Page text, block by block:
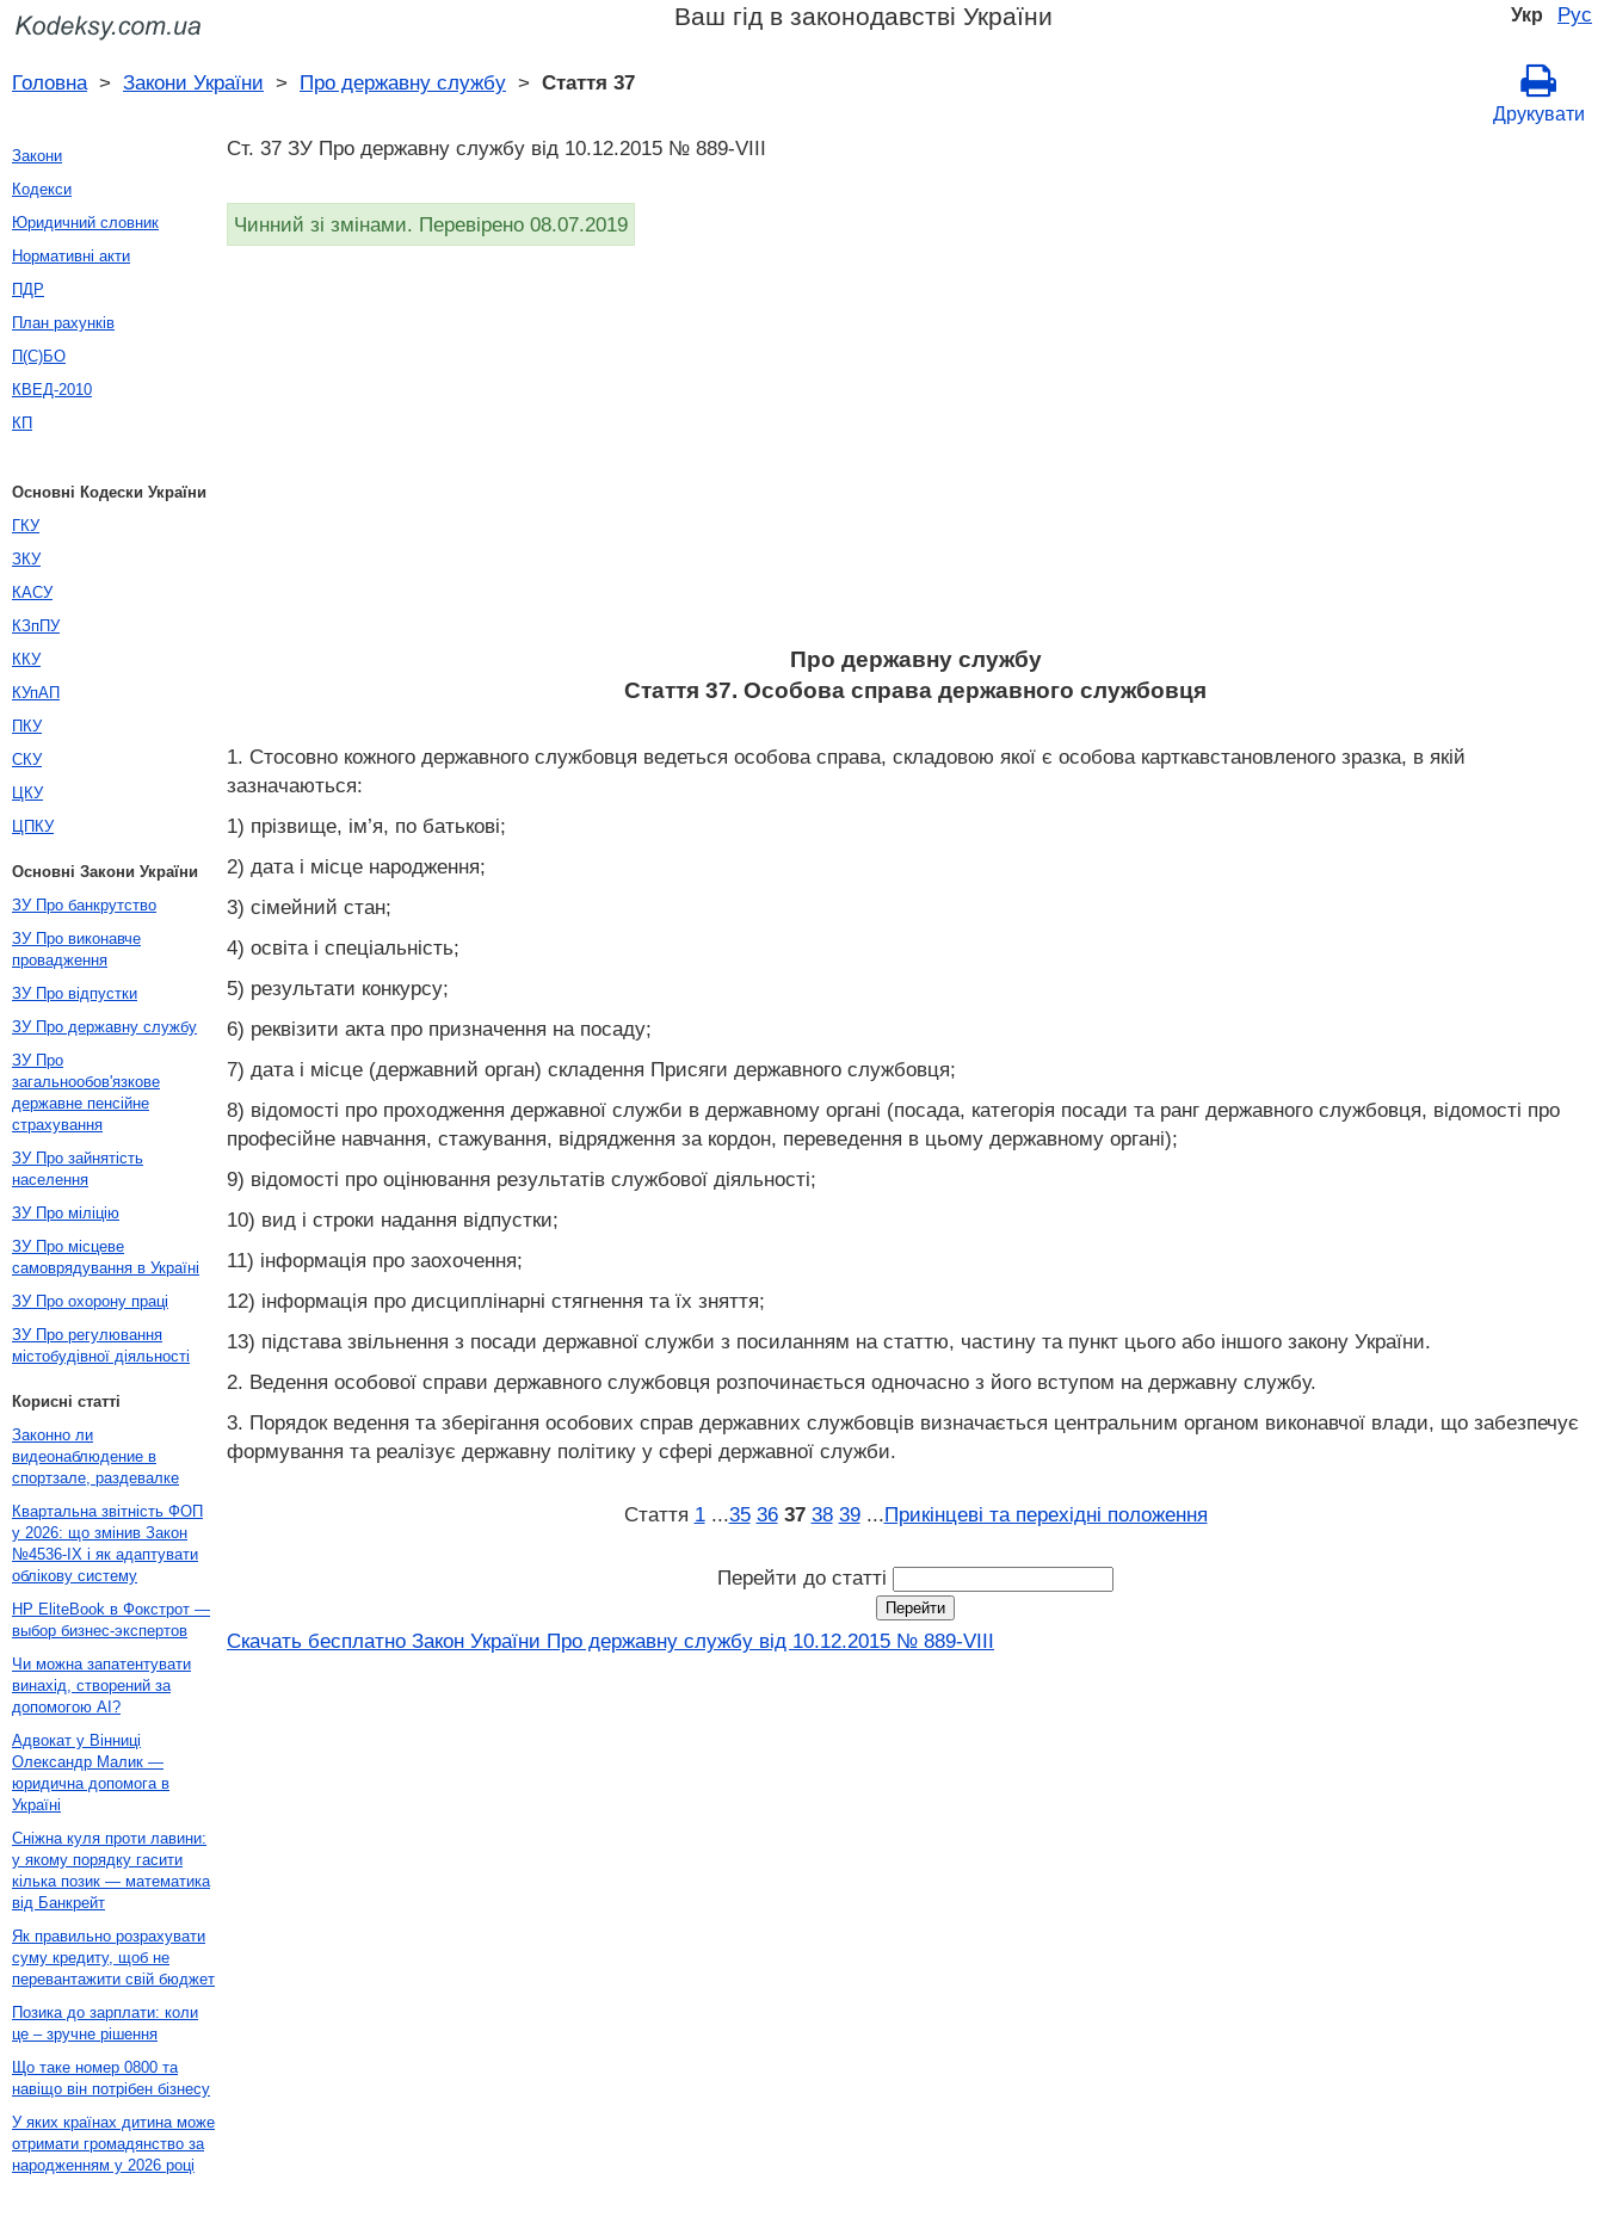
Укр Рус
Ваш гід в законодавстві України
Головна> Закони України > Про державну службу > Стаття 37
Друкувати
Ст. 37 ЗУ Про державну службу від 10.12.2015 № 889-VIII
Чинний зі змінами. Перевірено 08.07.2019
Про державну службу
Стаття 37. Особова справа державного службовця
1. Стосовно кожного державного службовця ведеться особова справа, складовою якої є особова карткавстановленого зразка, в якій
зазначаються:
1) прізвище, ім’я, по батькові;
2) дата і місце народження;
3) сімейний стан;
4) освіта і спеціальність;
5) результати конкурсу;
6) реквізити акта про призначення на посаду;
7) дата і місце (державний орган) складення Присяги державного службовця;
8) відомості про проходження державної служби в державному органі (посада, категорія посади та ранг державного службовця, відомості про
професійне навчання, стажування, відрядження за кордон, переведення в цьому державному органі);
9) відомості про оцінювання результатів службової діяльності;
10) вид і строки надання відпустки;
11) інформація про заохочення;
12) інформація про дисциплінарні стягнення та їх зняття;
13) підстава звільнення з посади державної служби з посиланням на статтю, частину та пункт цього або іншого закону України.
2. Ведення особової справи державного службовця розпочинається одночасно з його вступом на державну службу.
3. Порядок ведення та зберігання особових справ державних службовців визначається центральним органом виконавчої влади, що забезпечує
формування та реалізує державну політику у сфері державної служби.
Стаття 1 ...35 36 37 38 39 ...Прикінцеві та перехідні положення
Перейти до статті
Скачать бесплатно Закон України Про державну службу від 10.12.2015 № 889-VIII
Закони
Кодекси
Юридичний словник
Нормативні акти
ПДР
План рахунків
П(С)БО
КВЕД-2010
КП
Основні Кодески України
ГКУ
ЗКУ
КАСУ
КЗпПУ
ККУ
КУпАП
ПКУ
СКУ
ЦКУ
ЦПКУ
Основні Закони України
ЗУ Про банкрутство
ЗУ Про виконавче
провадження
ЗУ Про відпустки
ЗУ Про державну службу
ЗУ Про
загальнообов'язкове
державне пенсійне
страхування
ЗУ Про зайнятість
населення
ЗУ Про міліцію
ЗУ Про місцеве
самоврядування в Україні
ЗУ Про охорону праці
ЗУ Про регулювання
містобудівної діяльності
Корисні статті
Законно ли
видеонаблюдение в
спортзале, раздевалке
Квартальна звітність ФОП
у 2026: що змінив Закон
№4536-IX і як адаптувати
облікову систему
HP EliteBook в Фокстрот —
выбор бизнес-экспертов
Чи можна запатентувати
винахід, створений за
допомогою AI?
Адвокат у Вінниці
Олександр Малик —
юридична допомога в
Україні
Сніжна куля проти лавини:
у якому порядку гасити
кілька позик — математика
від Банкрейт
Як правильно розрахувати
суму кредиту, щоб не
перевантажити свій бюджет
Позика до зарплати: коли
це – зручне рішення
Що таке номер 0800 та
навіщо він потрібен бізнесу
У яких країнах дитина може
отримати громадянство за
народженням у 2026 році